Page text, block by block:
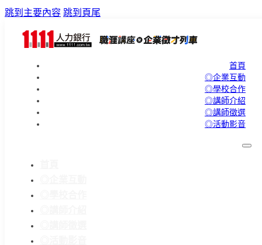
跳到主要內容 跳到頁尾
首頁
◎企業互動
◎學校合作
◎講師介紹
◎講師徵選
◎活動影音